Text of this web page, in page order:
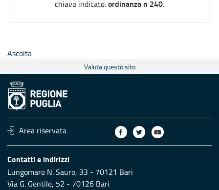
chiave indicate:ordinanza n 240.
Ascolta
Valuta questo sito
Area riservata
Contatti e indirizzi
Lungomare N. Sauro, 33 - 70121 Bari
Via G. Gentile, 52 - 70126 Bari